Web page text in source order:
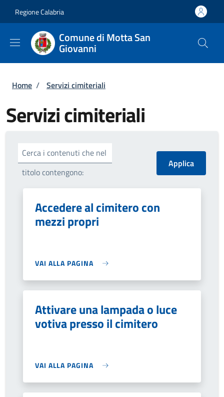
Regione Calabria
Comune di Motta San
Giovanni
Briciole di pane
Home / Servizi cimiteriali
Servizi cimiteriali
Cerca i contenuti che nel
titolo contengono:
Accedere al cimitero con
mezzi propri
VAI ALLA PAGINA
Attivare una lampada o luce
votiva presso il cimitero
VAI ALLA PAGINA